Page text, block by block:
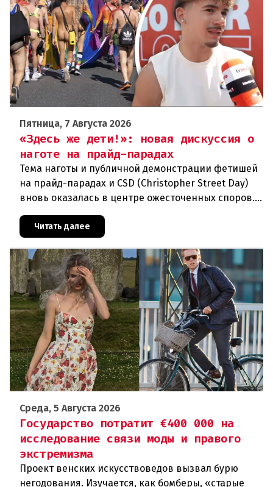
Пятница, 7 Августа 2026
«Здесь же дети!»: новая дискуссия о
наготе на прайд-парадах
Тема наготы и публичной демонстрации фетишей
на прайд-парадах и CSD (Christopher Street Day)
вновь оказалась в центре ожесточенных споров.
То, что для многих представителей ЛГБТК+
является выражением
Читать далее
Среда, 5 Августа 2026
Государство потратит €400 000 на
исследование связи моды и правого
экстремизма
Проект венских искусствоведов вызвал бурю
негодования. Изучается, как бомберы, «старые